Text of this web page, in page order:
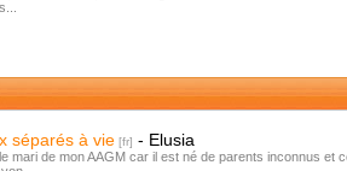
séparés à vie - Elusia
mari de mon AAGM car il est né de parents inconnus